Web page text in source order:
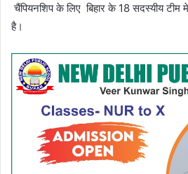
चैंपियनशिप के लिए बिहार के 18 सदस्यीय
है।